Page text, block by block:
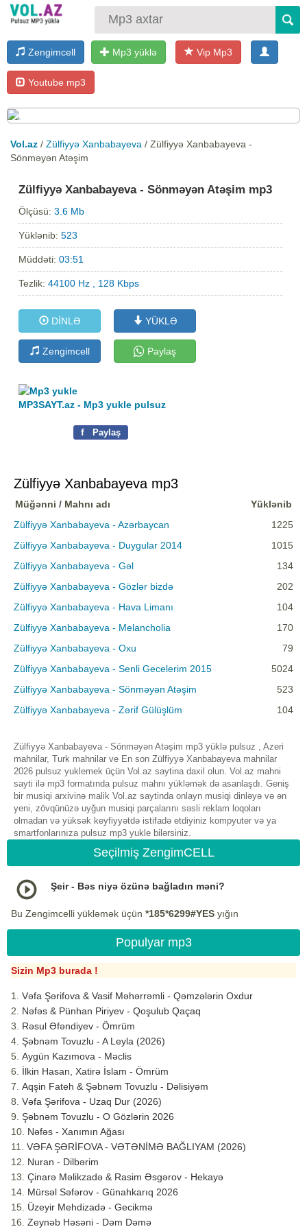
Zengimcell Mp3 yüklə Vip Mp3
Youtube mp3
Vol.az / Zülfiyyə Xanbabayeva / Zülfiyyə Xanbabayeva -
Sönməyən Atəşim
Zülfiyyə Xanbabayeva - Sönməyən Atəşim mp3
Ölçüsü:3.6 Mb
Yüklənib:523
Müddəti:03:51
Tezlik:44100 Hz , 128 Kbps
DİNLƏ YÜKLƏ
Zengimcell Paylaş
MP3SAYT.az - Mp3 yukle pulsuz
f Paylaş
Zülfiyyə Xanbabayeva mp3
Müğənni / Mahnı adı
Yüklənib
Zülfiyyə Xanbabayeva - Azərbaycan
1225
Zülfiyyə Xanbabayeva - Duygular 2014
1015
Zülfiyyə Xanbabayeva - Gəl
134
Zülfiyyə Xanbabayeva - Gözlər bizdə
202
Zülfiyyə Xanbabayeva - Hava Limanı
104
Zülfiyyə Xanbabayeva - Melancholia
170
Zülfiyyə Xanbabayeva - Oxu
79
Zülfiyyə Xanbabayeva - Senli Gecelerim 2015
5024
Zülfiyyə Xanbabayeva - Sönməyən Atəşim
523
Zülfiyyə Xanbabayeva - Zərif Gülüşlüm
104
Zülfiyyə Xanbabayeva - Sönməyən Atəşim mp3 yüklə pulsuz , Azeri
mahnilar, Turk mahnilar ve En son Zülfiyyə Xanbabayeva mahnilar
2026 pulsuz yuklemek üçün Vol.az saytina daxil olun. Vol.az mahni
sayti ilə mp3 formatında pulsuz mahnı yükləmək də asanlaşdı. Geniş
bir musiqi arxivinə malik Vol.az saytinda onlayn musiqi dinləyə və ən
yeni, zövqünüzə uyğun musiqi parçalarını səsli reklam loqoları
olmadan və yüksək keyfiyyətdə istifadə etdiyiniz kompyuter və ya
smartfonlarınıza pulsuz mp3 yukle bilərsiniz.
Seçilmiş ZengimCELL
Şeir - Bəs niyə özünə bağladın məni?
Bu Zengimcelli yükləmək üçün *185*6299#YES yığın
Populyar mp3
Sizin Mp3 burada !
Vəfa Şərifova & Vasif Məhərrəmli - Qəmzələrin Oxdur
Nəfəs & Pünhan Piriyev - Qoşulub Qaçaq
Rəsul Əfəndiyev - Ömrüm
Şəbnəm Tovuzlu - A Leyla (2026)
Aygün Kazımova - Məclis
İlkin Hasan, Xatirə İslam - Ömrüm
Aqşin Fateh & Şəbnəm Tovuzlu - Dəlisiyəm
Vəfa Şərifova - Uzaq Dur (2026)
Şəbnəm Tovuzlu - O Gözlərin 2026
Nəfəs - Xanımın Ağası
VƏFA ŞƏRİFOVA - VƏTƏNİMƏ BAĞLIYAM (2026)
Nuran - Dilbərim
Çinarə Məlikzadə & Rasim Əsgərov - Hekayə
Mürsəl Səfərov - Günahkarıq 2026
Üzeyir Mehdizadə - Gecikmə
Zeynəb Həsəni - Dəm Dəmə